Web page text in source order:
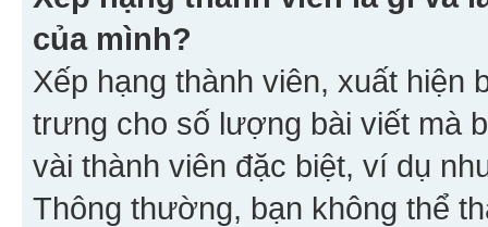
của mình?
Xếp hạng thành viên, xuất
trưng cho số lượng bài viết mà
vài thành viên đặc biệt, ví dụ
Thông thường, bạn không thể